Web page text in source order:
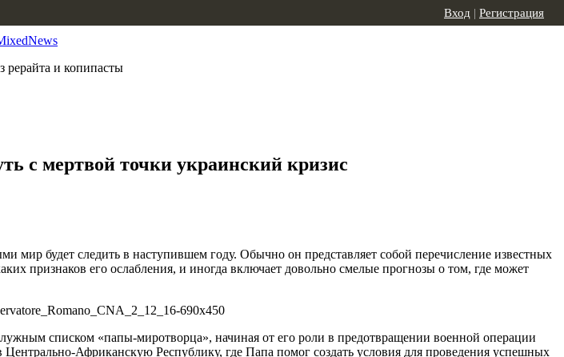
рерайта и копипасты
Вход | Регистрация
с мертвой точки украинский кризис
мир будет следить в наступившем году. Обычно он представляет собой перечисление известных
признаков его ослабления, и иногда включает довольно смелые прогнозы о том, где может
списком «папы-миротворца», начиная от его роли в предотвращении военной операции
Африканскую Республику, где Папа помог создать условия для проведения успешных